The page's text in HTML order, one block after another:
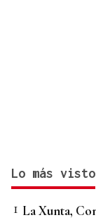
Lo más visto
La Xunta,